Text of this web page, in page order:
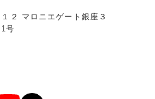
２ マロニエゲート銀座３
号